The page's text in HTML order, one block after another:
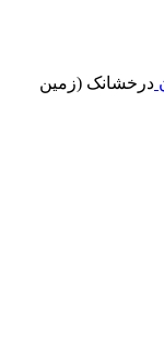
درخشانک (زمین